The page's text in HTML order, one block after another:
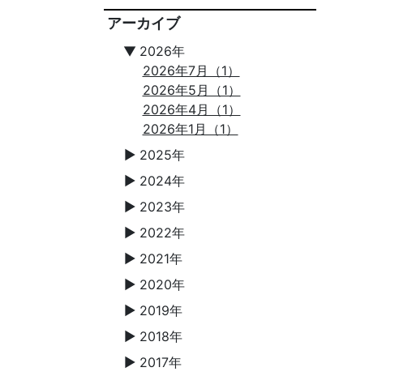
アーカイブ
▼ 2026年
2026年7月（1）
2026年5月（1）
2026年4月（1）
2026年1月（1）
▼ 2025年
▼ 2024年
▼ 2023年
▼ 2022年
▼ 2021年
▼ 2020年
▼ 2019年
▼ 2018年
▼ 2017年